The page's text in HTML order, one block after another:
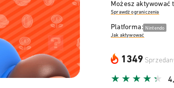
Możesz aktywować
Sprawdź ograniczenia
Platforma: Nintendo
Jak aktywować
1349